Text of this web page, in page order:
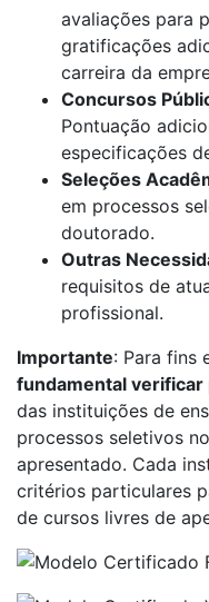
avaliações para
gratificações
carreira da
Concursos
Pontuação
especificações
Seleções
em processos
doutorado.
Outras
requisitos de
profissional.
Importante: Para fins
fundamental
das instituições de
processos seletivos
apresentado. Cada
critérios particulares
de cursos livres de